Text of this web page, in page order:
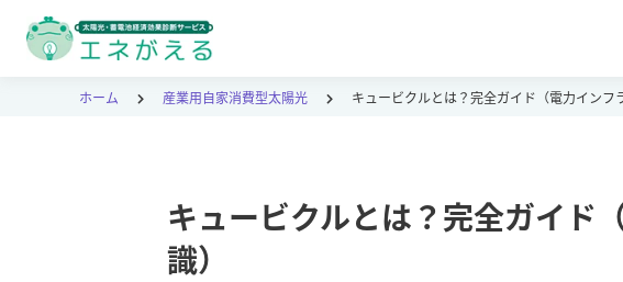
ホーム 産業用自家消費型太陽光 キュービクルとは？完全ガイド（電力インフ
キュービクルとは？完全ガイド
識）